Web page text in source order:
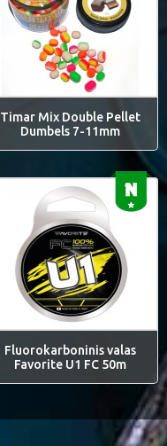
Timar Mix Double Pellet
Dumbels 7-11mm
Fluorokarboninis valas
Favorite U1 FC 50m